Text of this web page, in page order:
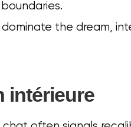
the dream,
intérieure